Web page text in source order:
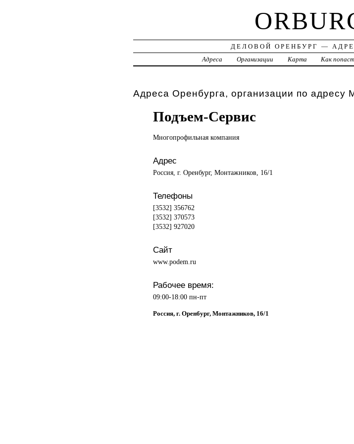
ДЕЛОВОЙ ОРЕНБУРГ —
Адреса
Организации Карта Как
Адреса Оренбурга, организации по адресу
Подъем-Сервис
Многопрофильная компания
Адрес
Россия, г. Оренбург, Монтажников, 16/1
Телефоны
[3532] 356762
[3532] 370573
[3532] 927020
Сайт
www.podem.ru
Рабочее время:
09:00-18:00 пн-пт
Россия, г. Оренбург, Монтажников, 16/1